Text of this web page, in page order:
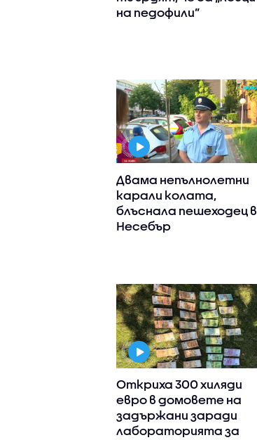
на педофили”
Двама непълнолетни
карали колата,
блъснала пешеходец в
Несебър
Откриха 300 хиляди
евро в домовете на
задържани заради
лабораторията за